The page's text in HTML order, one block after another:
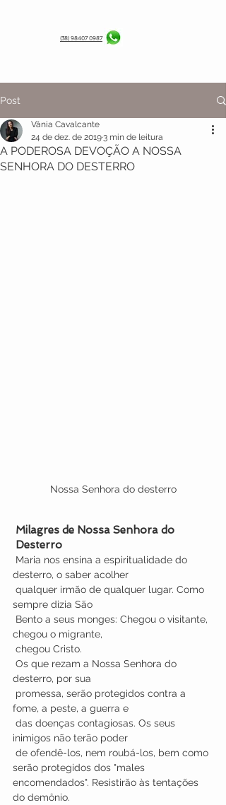
(38) 98407 0987
Post
A PODEROSA DEVOÇÃO A NOSSA
SENHORA DO DESTERRO
Vânia Cavalcante
24 de dez. de 20193 min de leitura
Nossa Senhora do desterro
Milagres de Nossa Senhora do
Desterro
desterro, o saber acolher
sempre dizia São
chegou o migrante,
chegou Cristo.
desterro, por sua
fome, a peste, a guerra e
inimigos não terão poder
serão protegidos dos "males
encomendados". Resistirão às tentações
do demônio.